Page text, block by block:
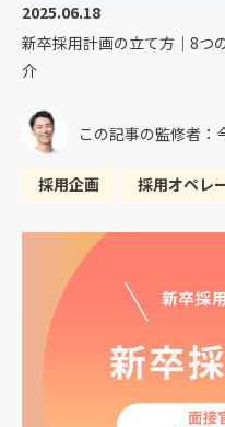
2025.06.18
新卒採用計画の立て方｜8つ
介
この記事の監修者：
採用企画 採用オペレ